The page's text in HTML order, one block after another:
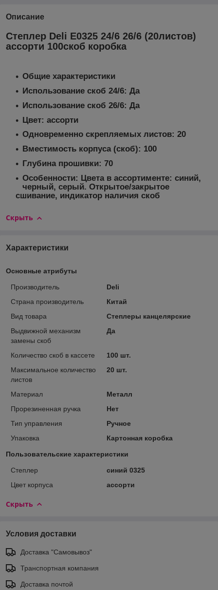
Описание
Степлер Deli E0325 24/6 26/6 (20листов)
ассорти 100скоб коробка
Общие характеристики
Использование скоб 24/6: Да
Использование скоб 26/6: Да
Цвет: ассорти
Одновременно скрепляемых листов: 20
Вместимость корпуса (скоб): 100
Глубина прошивки: 70
Особенности: Цвета в ассортименте: синий,
черный, серый. Открытое/закрытое
сшивание, индикатор наличия скоб
Скрыть
Характеристики
Основные атрибуты
Производитель
Deli
Страна производитель
Китай
Вид товара
Степлеры канцелярские
Выдвижной механизм
замены скоб
Да
Количество скоб в кассете
100 шт.
Максимальное количество
листов
20 шт.
Материал
Металл
Прорезиненная ручка
Нет
Тип управления
Ручное
Упаковка
Картонная коробка
Пользовательские характеристики
Степлер
синий 0325
Цвет корпуса
ассорти
Скрыть
Условия доставки
Доставка "Самовывоз"
Транспортная компания
Доставка почтой